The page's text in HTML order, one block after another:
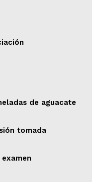
de aguacate
tomada